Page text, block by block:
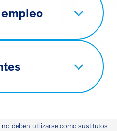
deben utilizarse como sustitutos